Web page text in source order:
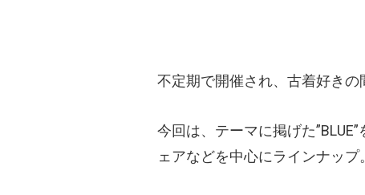
不定期で開催され、古着好きの
今回は、テーマに掲げた
ェアなどを中心にラインナップ。